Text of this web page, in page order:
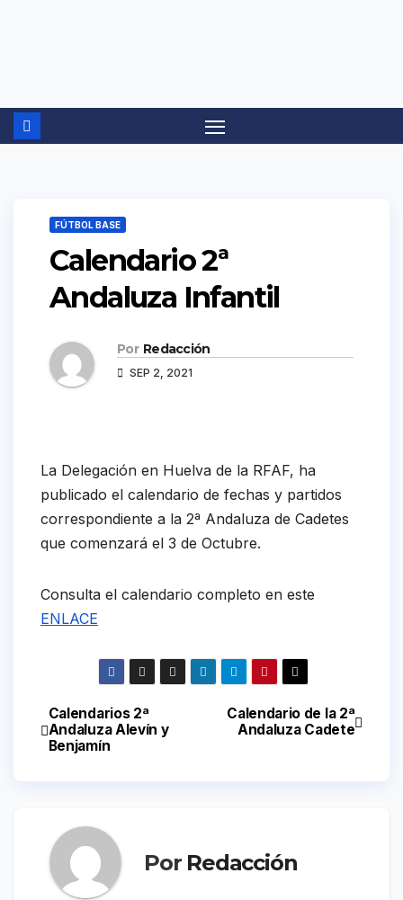
FÚTBOL BASE
Calendario 2ª
Andaluza Infantil
Por Redacción
SEP 2, 2021
La Delegación en Huelva de la RFAF, ha
publicado el calendario de fechas y partidos
correspondiente a la 2ª Andaluza de Cadetes
que comenzará el 3 de Octubre.
Consulta el calendario completo en este
ENLACE
Navegación
de
Calendario de la 2ª
Andaluza Cadete
Calendarios 2ª
Andaluza Alevín y
Benjamín
Por Redacción